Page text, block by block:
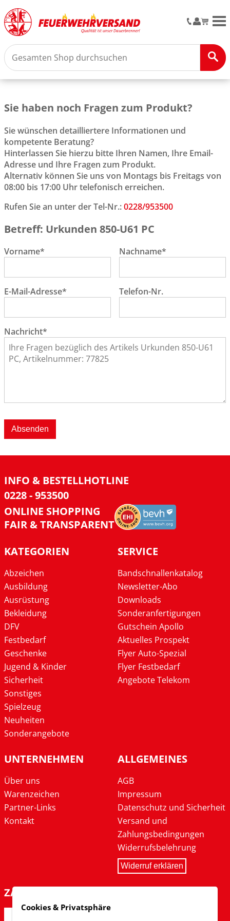
Sie haben noch Fragen zum Produkt?
Sie wünschen detailliertere Informationen und
kompetente Beratung?
Hinterlassen Sie hierzu bitte Ihren Namen, Ihre Email-
Adresse und Ihre Fragen zum Produkt.
Alternativ können Sie uns von Montags bis Freitags von
08:00 bis 17:00 Uhr telefonisch erreichen.
Rufen Sie an unter der Tel-Nr.:0228/953500
Betreff: Urkunden 850-U61 PC
Vorname* Nachname*
E-Mail-Adresse* Telefon-Nr.
Nachricht*
Absenden
INFO & BESTELLHOTLINE
0228 - 953500
ONLINE SHOPPING
FAIR & TRANSPARENT
KATEGORIEN
Abzeichen
Ausbildung
Ausrüstung
Bekleidung
DFV
Festbedarf
Geschenke
Jugend & Kinder
Sicherheit
Sonstiges
Spielzeug
Neuheiten
Sonderangebote
SERVICE
Bandschnallenkatalog
Newsletter-Abo
Downloads
Sonderanfertigungen
Gutschein Apollo
Aktuelles Prospekt
Flyer Auto-Spezial
Flyer Festbedarf
Angebote Telekom
UNTERNEHMEN
Über uns
Warenzeichen
Partner-Links
Kontakt
ALLGEMEINES
AGB
Impressum
Datenschutz und Sicherheit
Versand und
Zahlungsbedingungen
Widerrufsbelehrung
Widerruf erklären
ZAHLARTEN
Cookies & Privatsphäre